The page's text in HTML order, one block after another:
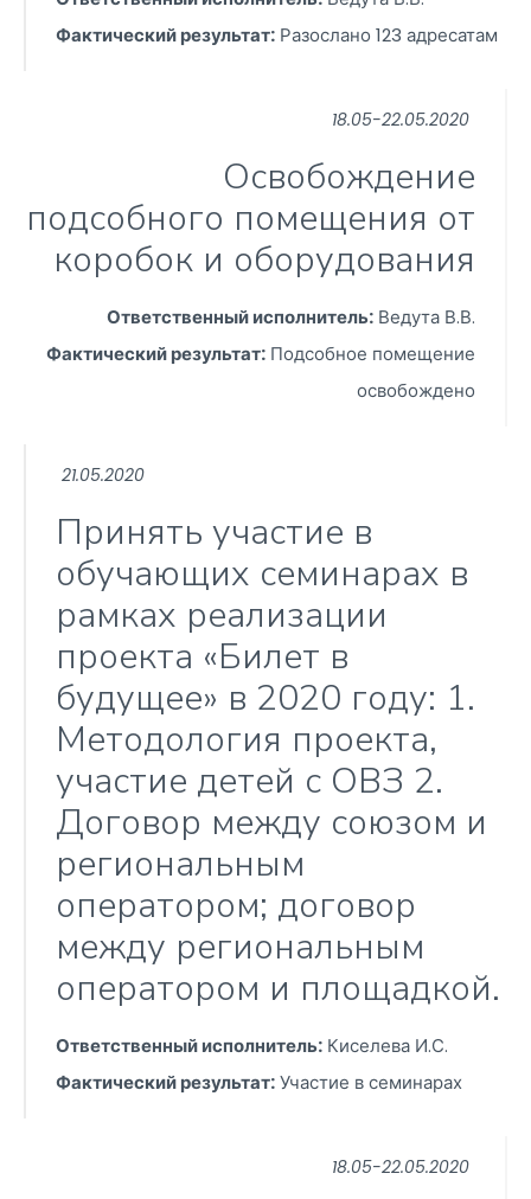
Фактический результат: Разослано 123 адресатам
18.05-22.05.2020
Освобождение
подсобного помещения от
коробок и оборудования
Ответственный исполнитель: Ведута В.В.
Фактический результат: Подсобное помещение
освобождено
21.05.2020
Принять участие в
обучающих семинарах в
рамках реализации
проекта «Билет в
будущее» в 2020 году: 1.
Методология проекта,
участие детей с ОВЗ 2.
Договор между союзом и
региональным
оператором; договор
между региональным
оператором и площадкой.
Ответственный исполнитель: Киселева И.С.
Фактический результат:Участие в семинарах
18.05-22.05.2020